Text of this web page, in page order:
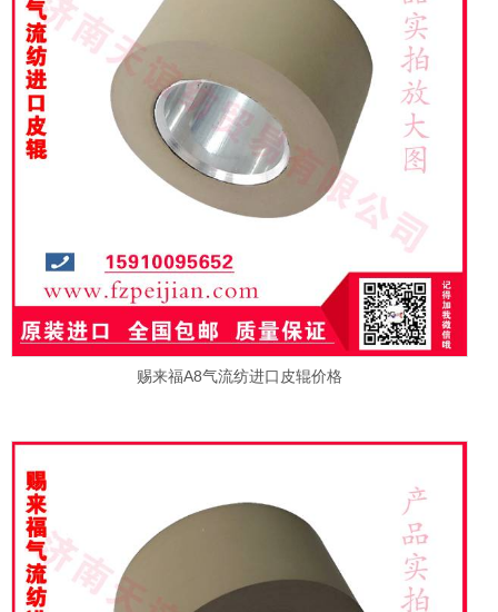
赐来福A8气流纺进口皮辊价格